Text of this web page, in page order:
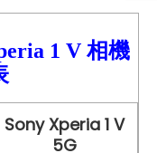
1 V 相機
Sony Xperia 1 V
5G